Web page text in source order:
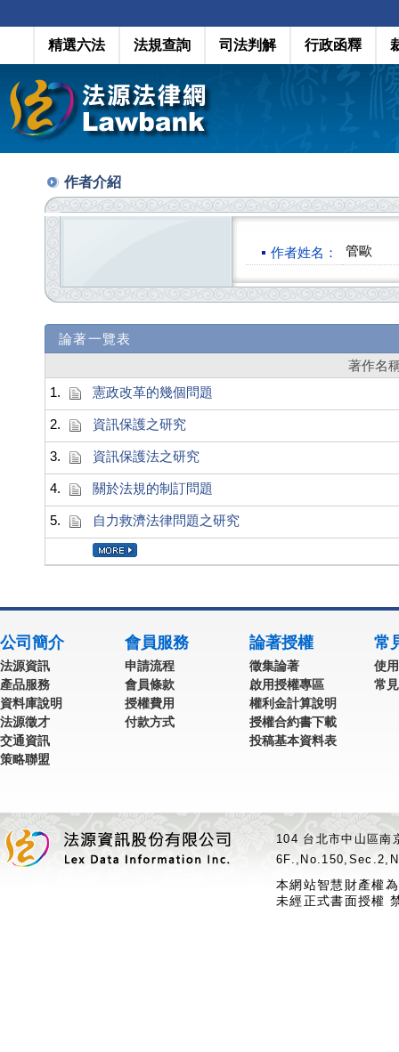
精選六法 法規查詢 司法判解 行政函釋
作者介紹
作者姓名： 管歐
論著一覽表
著作名
1.
憲政改革的幾個問題
2. 資訊保護之研究
3. 資訊保護法之研究
4. 關於法規的制訂問題
5. 自力救濟法律問題之研究
公司簡介
法源資訊
產品服務
資料庫說明
法源徵才
交通資訊
策略聯盟
會員服務
申請流程
會員條款
授權費用
付款方式
論著授權
徵集論著
啟用授權專區
權利金計算說明
授權合約書下載
投稿基本資料表
常
使
常
104 台北市中山區
本網站智慧財產權
未經正式書面授權